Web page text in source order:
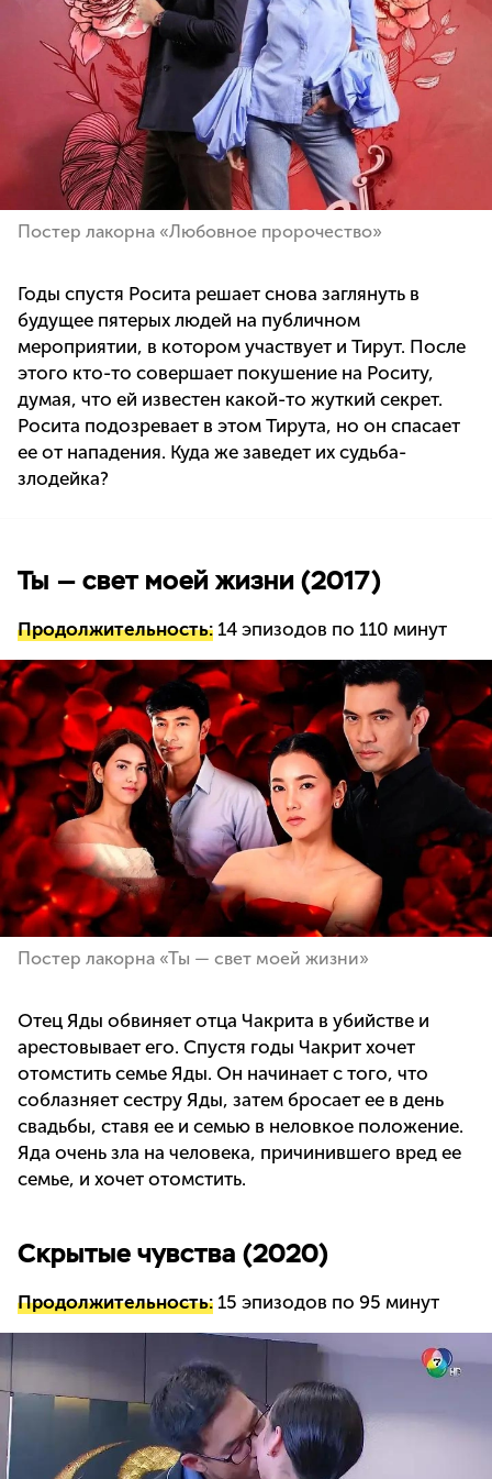
Постер лакорна «Любовное пророчество»
Годы спустя Росита решает снова заглянуть в
будущее пятерых людей на публичном
мероприятии, в котором участвует и Тирут. После
этого кто-то совершает покушение на Роситу,
думая, что ей известен какой-то жуткий секрет.
Росита подозревает в этом Тирута, но он спасает
ее от нападения. Куда же заведет их судьба-
злодейка?
Ты — свет моей жизни (2017)
Продолжительность: 14 эпизодов по 110 минут
Постер лакорна «Ты — свет моей жизни»
Отец Яды обвиняет отца Чакрита в убийстве и
арестовывает его. Спустя годы Чакрит хочет
отомстить семье Яды. Он начинает с того, что
соблазняет сестру Яды, затем бросает ее в день
свадьбы, ставя ее и семью в неловкое положение.
Яда очень зла на человека, причинившего вред ее
семье, и хочет отомстить.
Скрытые чувства (2020)
Продолжительность: 15 эпизодов по 95 минут